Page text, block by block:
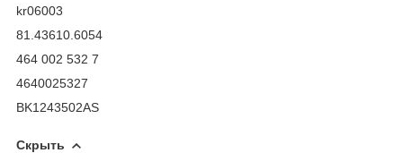
kr06003
81.43610.6054
464 002 532 7
4640025327
BK1243502AS
Скрыть